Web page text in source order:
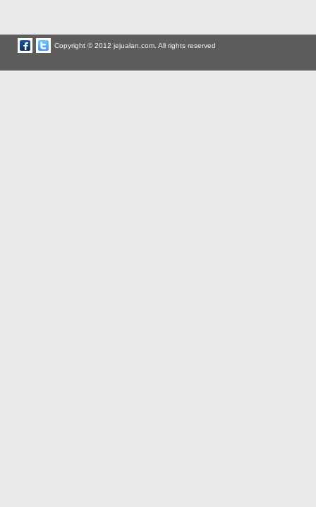
Copyright © 2012 jejualan.com. All rights reserved